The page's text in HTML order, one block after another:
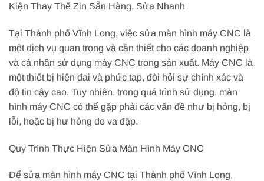
Kiện Thay Thế Zin Sẵn Hàng, Sửa Nhanh
Tại Thành phố Vĩnh Long, việc sửa màn hình máy CNC là
một dịch vụ quan trọng và cần thiết cho các doanh nghiệp
và cá nhân sử dụng máy CNC trong sản xuất. Máy CNC là
một thiết bị hiện đại và phức tạp, đòi hỏi sự chính xác và
độ tin cậy cao. Tuy nhiên, trong quá trình sử dụng, màn
hình máy CNC có thể gặp phải các vấn đề như bị hỏng, bị
lỗi, hoặc bị hư hỏng do va đập.
Quy Trình Thực Hiện Sửa Màn Hình Máy CNC
Để sửa màn hình máy CNC tại Thành phố Vĩnh Long,